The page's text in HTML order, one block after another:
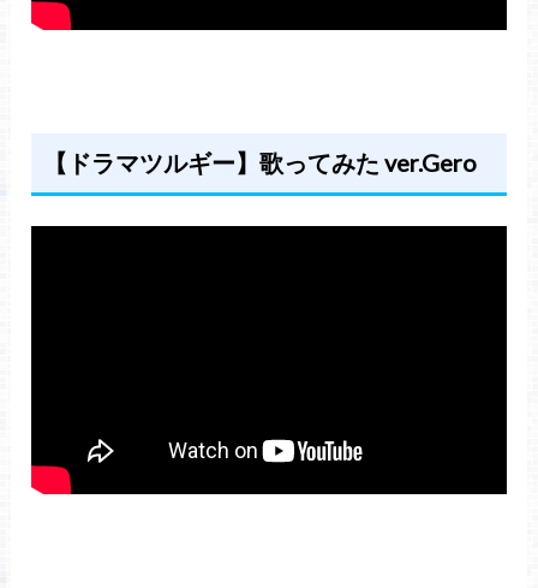
【ドラマツルギー】歌ってみた ver.Gero